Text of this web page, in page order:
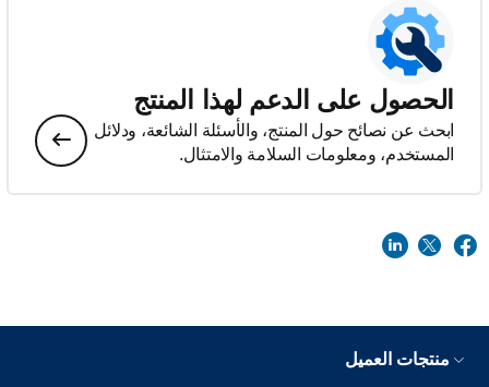
الحصول على الدعم لهذا المنتج
ابحث عن نصائح حول المنتج، والأسئلة الشائعة، ودلائل
المستخدم، ومعلومات السلامة والامتثال.
منتجات العميل